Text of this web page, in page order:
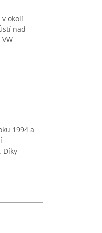
okolí
nad
1994 a
Díky